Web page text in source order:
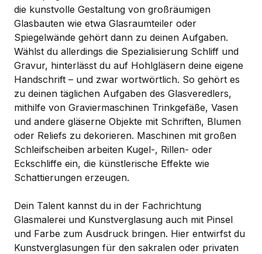
die kunstvolle Gestaltung von großräumigen
Glasbauten wie etwa Glasraumteiler oder
Spiegelwände gehört dann zu deinen Aufgaben.
Wählst du allerdings die Spezialisierung Schliff und
Gravur, hinterlässt du auf Hohlgläsern deine eigene
Handschrift – und zwar wortwörtlich. So gehört es
zu deinen täglichen Aufgaben des Glasveredlers,
mithilfe von Graviermaschinen Trinkgefäße, Vasen
und andere gläserne Objekte mit Schriften, Blumen
oder Reliefs zu dekorieren. Maschinen mit großen
Schleifscheiben arbeiten Kugel-, Rillen- oder
Eckschliffe ein, die künstlerische Effekte wie
Schattierungen erzeugen.
Dein Talent kannst du in der Fachrichtung
Glasmalerei und Kunstverglasung auch mit Pinsel
und Farbe zum Ausdruck bringen. Hier entwirfst du
Kunstverglasungen für den sakralen oder privaten